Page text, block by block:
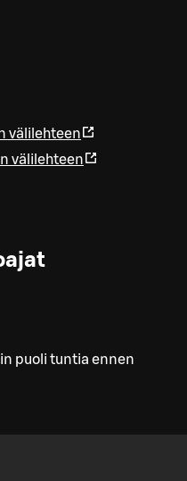
välilehteen
välilehteen
puoli tuntia ennen